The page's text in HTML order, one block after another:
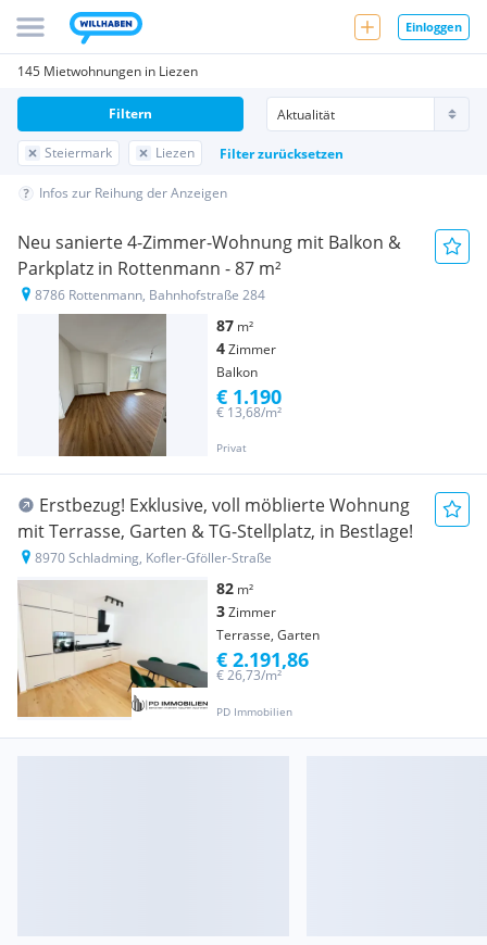
Einloggen
145 Mietwohnungen in Liezen
Steiermark Liezen Filter zurücksetzen
Filtern
Infos zur Reihung der Anzeigen
Neu sanierte 4-Zimmer-Wohnung mit Balkon &
Parkplatz in Rottenmann - 87 m²
8786 Rottenmann, Bahnhofstraße 284
87 m²
4Zimmer
Balkon
Privat
€ 13,68/m²
€ 1.190
Erstbezug! Exklusive, voll möblierte Wohnung
mit Terrasse, Garten & TG-Stellplatz, in Bestlage!
8970 Schladming, Kofler-Gföller-Straße
82 m²
3Zimmer
Terrasse, Garten
PD Immobilien
€ 26,73/m²
€ 2.191,86